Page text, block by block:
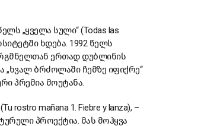
„ყველა სული“ (Todas las
ხდება. 1992 წელს
ერთად დუბლინის
„ხვალ ბრძოლაში ჩემზე იფიქრე“
პრემია მოუტანა.
rostro mañana 1. Fiebre y lanza), –
პროექტია. მას მოჰყვა